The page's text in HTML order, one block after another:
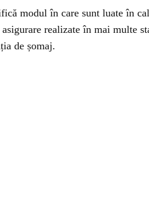
modul în care sunt luate în
asigurare realizate în mai multe
de șomaj.